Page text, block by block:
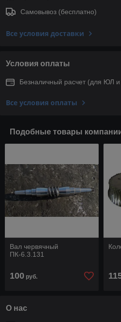
Самовывоз (бесплатно)
Все условия доставки
Условия оплаты
Безналичный расчет (для ЮЛ
Все условия оплаты
Подобные товары
Вал червячный
ПК-6.3.131
100 руб.
О нас